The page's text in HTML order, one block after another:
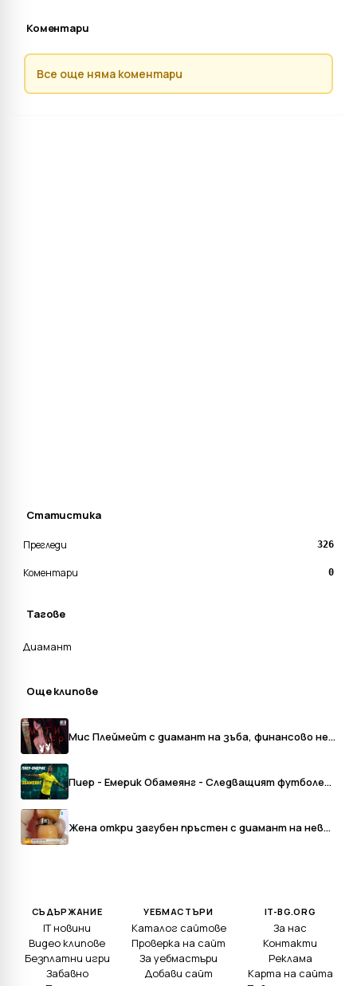
Коментари
Все още няма коментари
Статистика
Прегледи 326
Коментари 0
Тагове
Диамант
Още клипове
Мис Плеймейт с диамант на зъба, финансово нестабилна e
Пиер - Емерик Обамеянг - Следващият футболен диамант
Жена откри загубен пръстен с диамант на невероятно място
СЪДЪРЖАНИЕ
IT новини
Видео клипове
Безплатни игри
Забавно
УЕБМАСТЪРИ
Каталог сайтове
Проверка на сайт
За уебмастъри
Добави сайт
IT-BG.ORG
За нас
Контакти
Реклама
Карта на сайта